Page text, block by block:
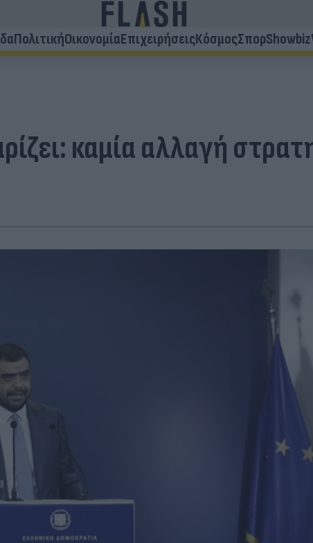
ΠολιτικήΟικονομίαΕπιχειρήσειςΚόσμοςΣπορShowbiz
καμία αλλαγή